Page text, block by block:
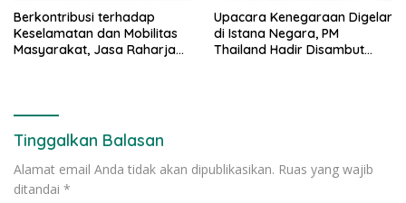
Berkontribusi terhadap
Keselamatan dan Mobilitas
Masyarakat, Jasa Raharja
Upacara Kenegaraan Digelar
di Istana Negara, PM
Thailand Hadir Disambut
Tinggalkan Balasan
Alamat email Anda tidak akan dipublikasikan. Ruas yang wajib
ditandai *